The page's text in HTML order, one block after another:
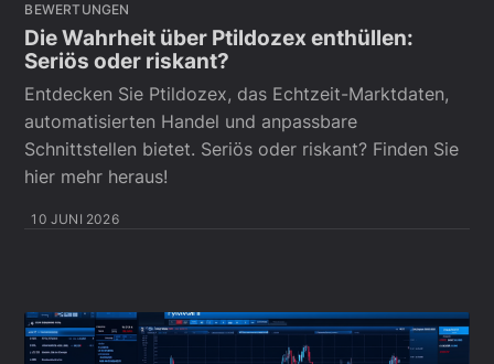
BEWERTUNGEN
Die Wahrheit über Ptildozex enthüllen:
Seriös oder riskant?
Entdecken Sie Ptildozex, das Echtzeit-Marktdaten,
automatisierten Handel und anpassbare
Schnittstellen bietet. Seriös oder riskant? Finden Sie
hier mehr heraus!
10 JUNI 2026